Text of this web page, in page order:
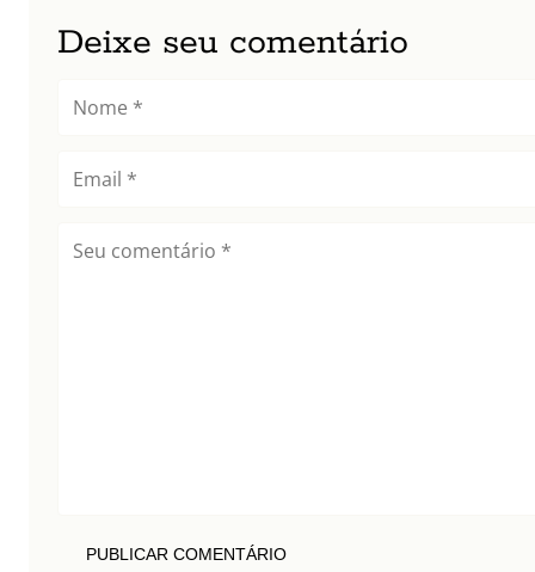
Deixe seu comentário
PUBLICAR COMENTÁRIO